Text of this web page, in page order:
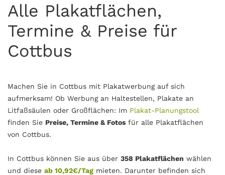
Alle Plakatflächen,
Termine & Preise für
Cottbus
Machen Sie in Cottbus mit Plakatwerbung auf sich
aufmerksam! Ob Werbung an Haltestellen, Plakate an
Litfaßsäulen oder Großflächen: Im Plakat-Planungstool
finden Sie Preise, Termine & Fotos für alle Plakatflächen
von Cottbus.
In Cottbus können Sie aus über 358 Plakatflächen wählen
und diese ab 10,92€/Tag mieten. Darunter befinden sich